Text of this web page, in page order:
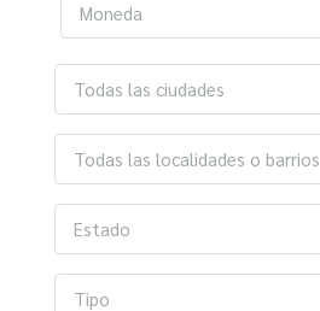
Moneda
Todas las ciudades
Todas las localidades o barrios
Estado
Tipo